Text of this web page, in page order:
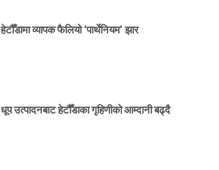
हेटौँडामा व्यापक फैलियो ‘पार्थेनियम’ झार
धूप उत्पादनबाट हेटौँडाका गृहिणीको आम्दानी बढ्दै